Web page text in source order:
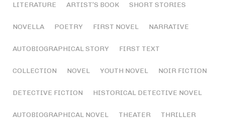
LITERATURE ARTIST’S BOOK SHORT STORIES
NOVELLA POETRY FIRST NOVEL NARRATIVE
AUTOBIOGRAPHICAL STORY FIRST TEXT
COLLECTION NOVEL YOUTH NOVEL NOIR FICTION
DETECTIVE FICTION HISTORICAL DETECTIVE NOVEL
AUTOBIOGRAPHICAL NOVEL THEATER THRILLER